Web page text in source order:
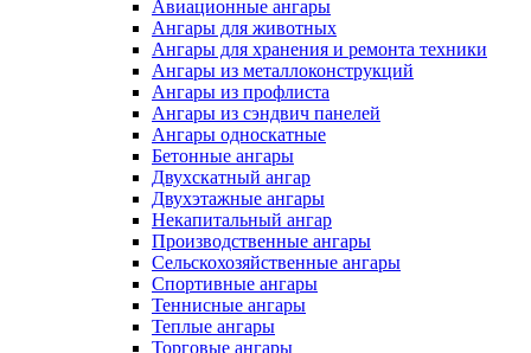
Авиационные ангары
Ангары для животных
Ангары для хранения и ремонта техники
Ангары из металлоконструкций
Ангары из профлиста
Ангары из сэндвич панелей
Ангары односкатные
Бетонные ангары
Двухскатный ангар
Двухэтажные ангары
Некапитальный ангар
Производственные ангары
Сельскохозяйственные ангары
Спортивные ангары
Теннисные ангары
Теплые ангары
Торговые ангары